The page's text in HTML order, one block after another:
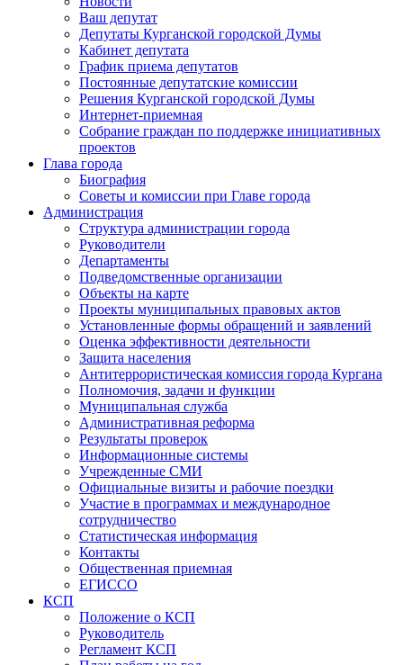
Ваш депутат
Депутаты Курганской городской Думы
Кабинет депутата
График приема депутатов
Постоянные депутатские комиссии
Решения Курганской городской Думы
Интернет-приемная
Собрание граждан по поддержке инициативных
проектов
Глава города
Биография
Советы и комиссии при Главе города
Администрация
Структура администрации города
Руководители
Департаменты
Подведомственные организации
Объекты на карте
Проекты муниципальных правовых актов
Установленные формы обращений и заявлений
Оценка эффективности деятельности
Защита населения
Антитеррористическая комиссия города Кургана
Полномочия, задачи и функции
Муниципальная служба
Административная реформа
Результаты проверок
Информационные системы
Учрежденные СМИ
Официальные визиты и рабочие поездки
Участие в программах и международное
сотрудничество
Статистическая информация
Контакты
Общественная приемная
ЕГИССО
КСП
Положение о КСП
Руководитель
Регламент КСП